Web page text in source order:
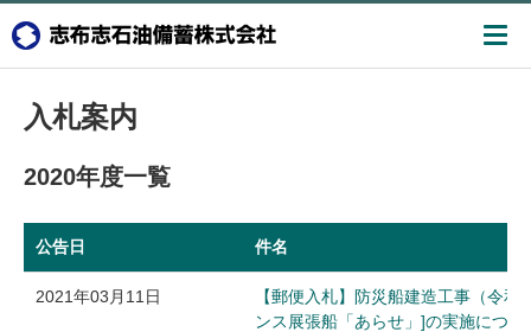
入札案内
2020年度一覧
公告日 件名
2021年03月11日
【郵便入札】防災船建造工事（令
ンス展張船「あらせ」]の実施につい